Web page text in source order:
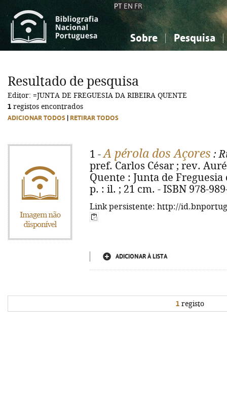
PT EN FR
Sobre Pesquisa
Ciências sociais...
Arte, desporto...
Ciências sociais...
Arte, desporto...
Resultado de pesquisa
Editor: =JUNTA DE FREGUESIA DA RIBEIRA QUENTE
1 registos encontrados
ADICIONAR TODOS RETIRAR TODOS
1 -A pérola dos Açores :
pref. Carlos César ; rev.
Quente : Junta de Freguesia
p. : il. ; 21 cm. - ISBN 978-
Link persistente: http://
ADICIONAR À LISTA
1 registo